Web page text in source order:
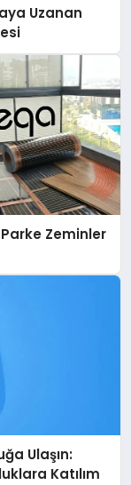
Uzanan
Zeminler
Ulaşın:
Katılım